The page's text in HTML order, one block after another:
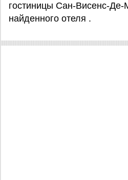
гостиницы Сан-Висенс-Де-
найденного отеля .